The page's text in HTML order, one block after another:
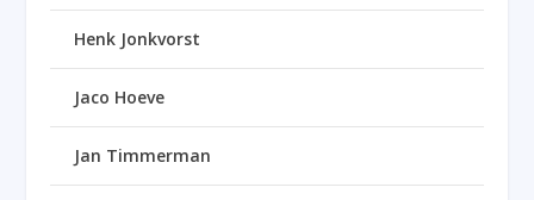
Henk Jonkvorst
Jaco Hoeve
Jan Timmerman